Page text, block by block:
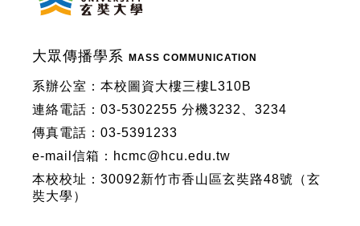
大眾傳播學系 MASS COMMUNICATION
系辦公室：本校圖資大樓三樓L310B
連絡電話：03-5302255 分機3232、3234
傳真電話：03-5391233
e-mail信箱：hcmc@hcu.edu.tw
本校校址：30092新竹市香山區玄奘路48號（玄
奘大學）